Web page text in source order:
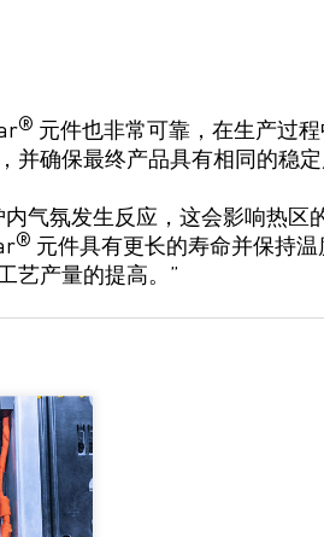
® 元件也非常可靠，在生产过
确保最终产品具有相同的稳定
气氛发生反应， 这会影响热区
® 元件具有更长的寿命并保持
艺产量的提高。”